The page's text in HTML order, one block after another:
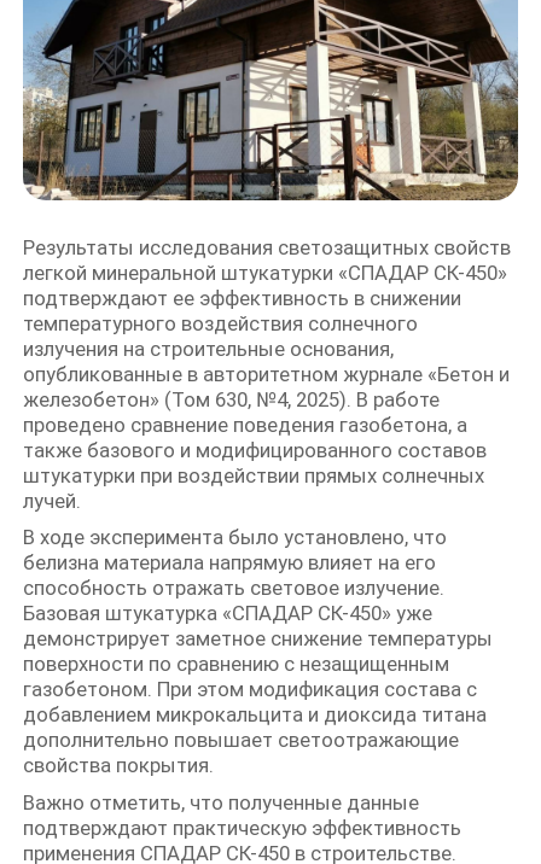
Email
8 (800) 222-74-71
Номер
Оставить заявку
Результаты исследования светозащитных свойств
легкой минеральной штукатурки «СПАДАР СК-450»
подтверждают ее эффективность в снижении
температурного воздействия солнечного
излучения на строительные основания,
опубликованные в авторитетном журнале «Бетон и
железобетон» (Том 630, №4, 2025). В работе
проведено сравнение поведения газобетона, а
также базового и модифицированного составов
штукатурки при воздействии прямых солнечных
лучей.
В ходе эксперимента было установлено, что
белизна материала напрямую влияет на его
способность отражать световое излучение.
Базовая штукатурка «СПАДАР СК-450» уже
демонстрирует заметное снижение температуры
поверхности по сравнению с незащищенным
газобетоном. При этом модификация состава с
добавлением микрокальцита и диоксида титана
дополнительно повышает светоотражающие
свойства покрытия.
Важно отметить, что полученные данные
подтверждают практическую эффективность
применения СПАДАР СК-450 в строительстве.